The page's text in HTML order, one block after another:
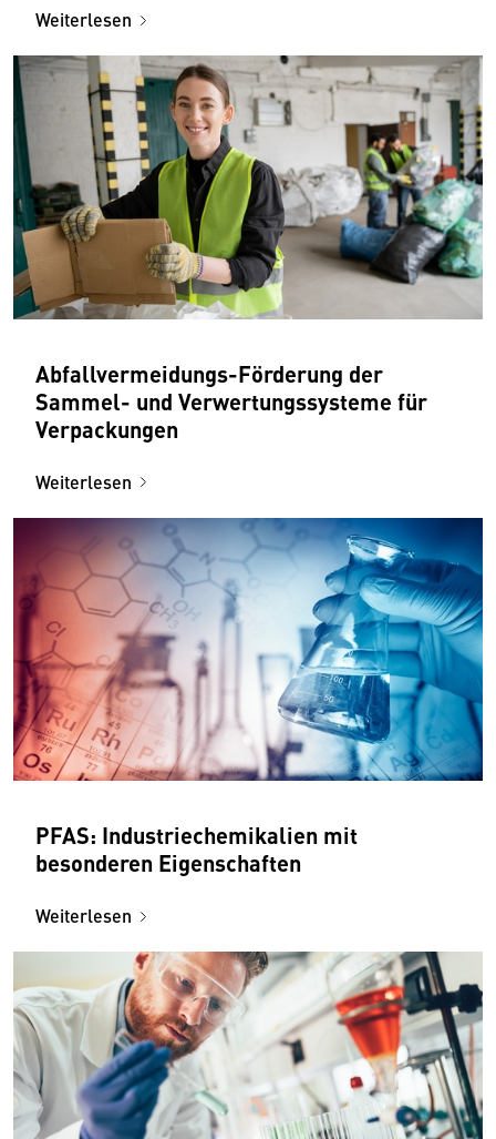
Weiterlesen
Abfallvermeidungs-Förderung der
Sammel- und Verwertungssysteme für
Verpackungen
Weiterlesen
PFAS: Industriechemikalien mit
besonderen Eigenschaften
Weiterlesen